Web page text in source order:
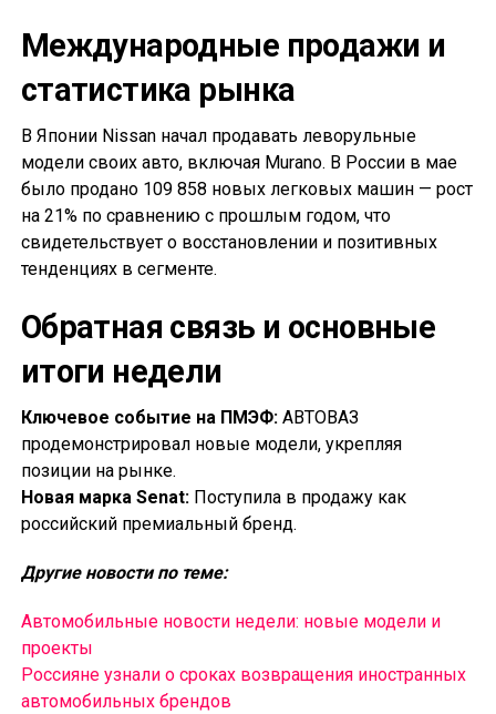
Международные продажи и
статистика рынка
В Японии Nissan начал продавать леворульные
модели своих авто, включая Murano. В России в мае
было продано 109 858 новых легковых машин — рост
на 21% по сравнению с прошлым годом, что
свидетельствует о восстановлении и позитивных
тенденциях в сегменте.
Обратная связь и основные
итоги недели
Ключевое событие на ПМЭФ:АВТОВАЗ
продемонстрировал новые модели, укрепляя
позиции на рынке.
Новая марка Senat:Поступила в продажу как
российский премиальный бренд.
Другие новости по теме:
Автомобильные новости недели: новые модели и
проекты
Россияне узнали о сроках возвращения иностранных
автомобильных брендов